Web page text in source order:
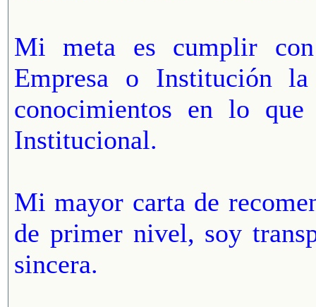
Mi meta es cumplir
Empresa o Institución
conocimientos en lo que
Institucional.
Mi mayor carta de
de primer nivel, soy
sincera.